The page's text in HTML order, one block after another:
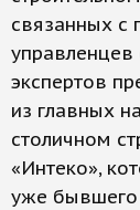
связанных с
экспертов
из главных
столичном
«Интеко»,
уже бывшего